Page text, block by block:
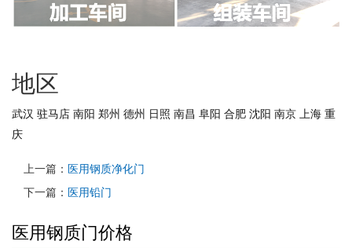
地区
武汉 驻马店 南阳 郑州 德州 日照 南昌 阜阳 合肥 沈阳 南京 上海 重
庆
上一篇： 医用钢质净化门
下一篇： 医用铅门
医用钢质门价格